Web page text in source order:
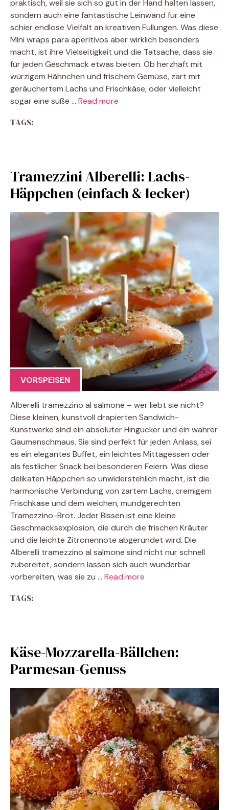
praktisch, weil sie sich so gut in der Hand halten lassen,
sondern auch eine fantastische Leinwand für eine
schier endlose Vielfalt an kreativen Füllungen. Was diese
Mini wraps para aperitivos aber wirklich besonders
macht, ist ihre Vielseitigkeit und die Tatsache, dass sie
für jeden Geschmack etwas bieten. Ob herzhaft mit
würzigem Hähnchen und frischem Gemüse, zart mit
geräuchertem Lachs und Frischkäse, oder vielleicht
sogar eine süße … Read more
TAGS:
Tramezzini Alberelli: Lachs-
Häppchen (einfach & lecker)
VORSPEISEN
Alberelli tramezzino al salmone – wer liebt sie nicht?
Diese kleinen, kunstvoll drapierten Sandwich-
Kunstwerke sind ein absoluter Hingucker und ein wahrer
Gaumenschmaus. Sie sind perfekt für jeden Anlass, sei
es ein elegantes Buffet, ein leichtes Mittagessen oder
als festlicher Snack bei besonderen Feiern. Was diese
delikaten Häppchen so unwiderstehlich macht, ist die
harmonische Verbindung von zartem Lachs, cremigem
Frischkäse und dem weichen, mundgerechten
Tramezzino-Brot. Jeder Bissen ist eine kleine
Geschmacksexplosion, die durch die frischen Kräuter
und die leichte Zitronennote abgerundet wird. Die
Alberelli tramezzino al salmone sind nicht nur schnell
zubereitet, sondern lassen sich auch wunderbar
vorbereiten, was sie zu … Read more
TAGS:
Käse-Mozzarella-Bällchen:
Parmesan-Genuss